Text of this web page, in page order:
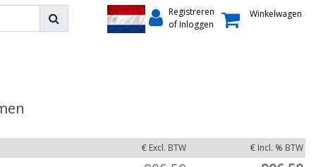
Registreren
of Inloggen
Winkelwagen
€ Excl. BTW € Incl. % BTW